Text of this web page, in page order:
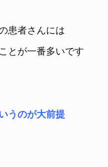
患者さんには
とが一番多いです